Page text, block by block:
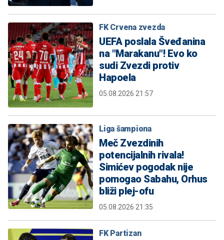
FK Crvena zvezda
UEFA poslala Šveđanina
na "Marakanu"! Evo ko
sudi Zvezdi protiv
Hapoela
05.08.2026 21:57
Liga šampiona
Meč Zvezdinih
potencijalnih rivala!
Simićev pogodak nije
pomogao Sabahu, Orhus
bliži plej-ofu
05.08.2026 21:35
FK Partizan